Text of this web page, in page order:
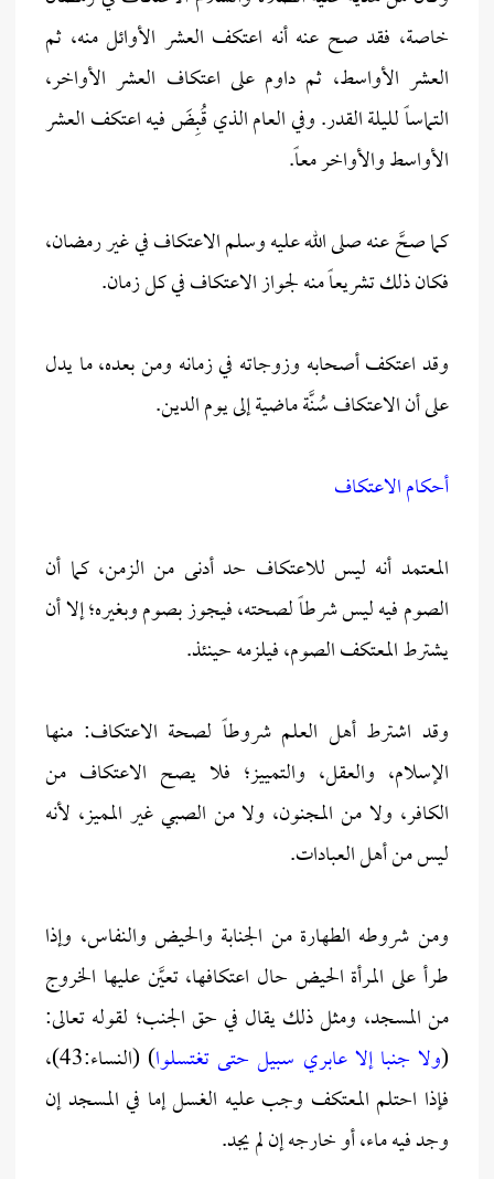
خاصة، فقد صح عنه أنه اعتكف العشر الأوائل منه، ثم
العشر الأواسط، ثم داوم على اعتكاف العشر الأواخر،
التماساً لليلة القدر. وفي العام الذي قُبِضَ فيه اعتكف العشر
الأواسط والأواخر معاً.
كما صحَّ عنه صلى الله عليه وسلم الاعتكاف في غير رمضان،
فكان ذلك تشريعاً منه لجواز الاعتكاف في كل زمان.
وقد اعتكف أصحابه وزوجاته في زمانه ومن بعده، ما يدل
على أن الاعتكاف سُنَّة ماضية إلى يوم الدين.
أحكام الاعتكاف
المعتمد أنه ليس للاعتكاف حد أدنى من الزمن، كما أن
الصوم فيه ليس شرطاً لصحته، فيجوز بصوم وبغيره؛ إلا أن
يشترط المعتكف الصوم، فيلزمه حينئذ.
وقد اشترط أهل العلم شروطاً لصحة الاعتكاف: منها
الإسلام، والعقل، والتمييز؛ فلا يصح الاعتكاف من
الكافر، ولا من المجنون، ولا من الصبي غير المميز، لأنه
ليس من أهل العبادات.
ومن شروطه الطهارة من الجنابة والحيض والنفاس، وإذا
طرأ على المرأة الحيض حال اعتكافها، تعيَّن عليها الخروج
من المسجد، ومثل ذلك يقال في حق الجنب؛ لقوله تعالى:
(ولا جنبا إلا عابري سبيل حتى تغتسلوا
) (النساء:43)،
فإذا احتلم المعتكف وجب عليه الغسل إما في المسجد إن
وجد فيه ماء، أو خارجه إن لم يجد.